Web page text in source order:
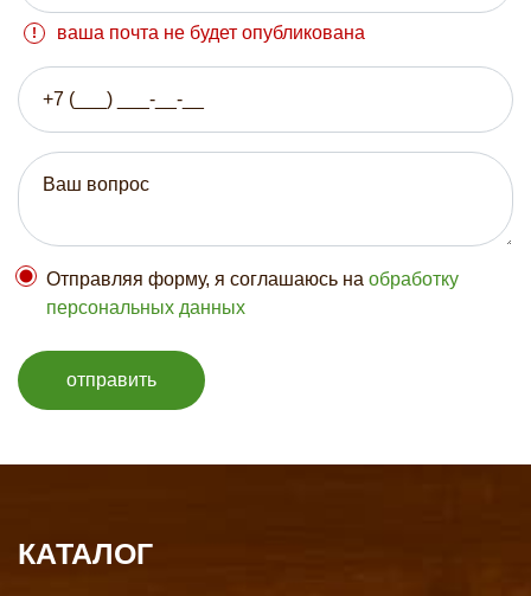
ваша почта не будет опубликована
Отправляя форму, я соглашаюсь на обработку
персональных данных
отправить
КАТАЛОГ